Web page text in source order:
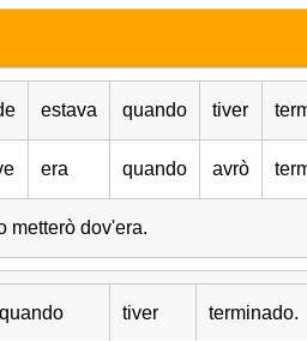
estava quando tiver
era quando avrò
metterò dov'era.
quando tiver terminado.